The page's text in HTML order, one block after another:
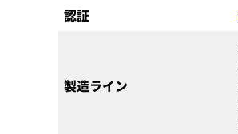
認証
製造ライン